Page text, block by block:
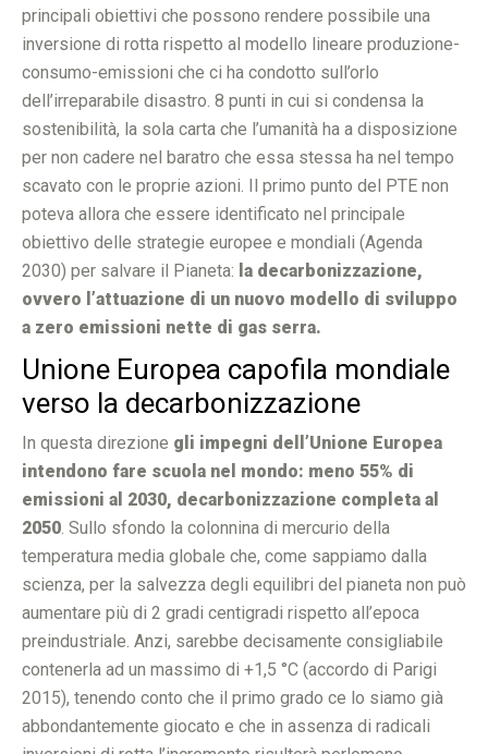
principali obiettivi che possono rendere possibile una
inversione di rotta rispetto al modello lineare produzione-
consumo-emissioni che ci ha condotto sull’orlo
dell’irreparabile disastro. 8 punti in cui si condensa la
sostenibilità, la sola carta che l’umanità ha a disposizione
per non cadere nel baratro che essa stessa ha nel tempo
scavato con le proprie azioni. Il primo punto del PTE non
poteva allora che essere identificato nel principale
obiettivo delle strategie europee e mondiali (Agenda
2030) per salvare il Pianeta: la decarbonizzazione,
ovvero l’attuazione di un nuovo modello di sviluppo
a zero emissioni nette di gas serra.
Unione Europea capofila mondiale
verso la decarbonizzazione
In questa direzione gli impegni dell’Unione Europea
intendono fare scuola nel mondo: meno 55% di
emissioni al 2030, decarbonizzazione completa al
2050. Sullo sfondo la colonnina di mercurio della
temperatura media globale che, come sappiamo dalla
scienza, per la salvezza degli equilibri del pianeta non può
aumentare più di 2 gradi centigradi rispetto all’epoca
preindustriale. Anzi, sarebbe decisamente consigliabile
contenerla ad un massimo di +1,5 °C (accordo di Parigi
2015), tenendo conto che il primo grado ce lo siamo già
abbondantemente giocato e che in assenza di radicali